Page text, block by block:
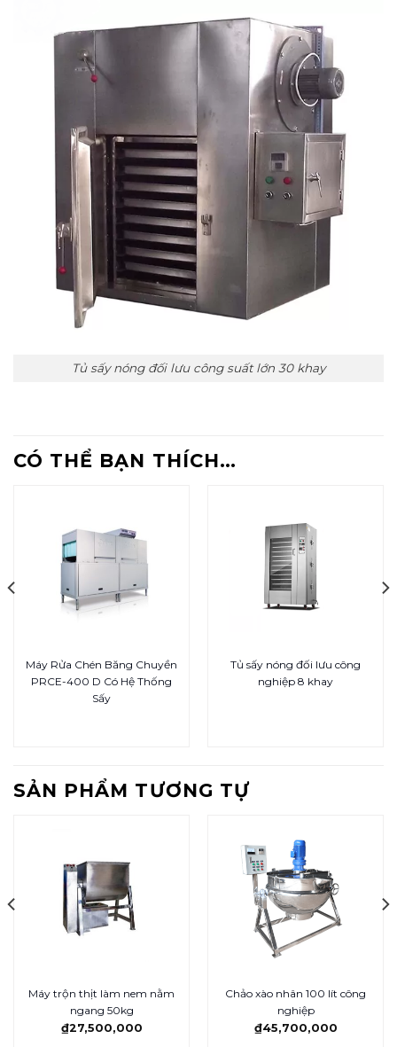
Tủ sấy nóng đối lưu công suất lớn 30 khay
CÓ THỂ BẠN THÍCH…
Máy Rửa Chén Băng Chuyền
PRCE-400 D Có Hệ Thống
Sấy
Tủ sấy nóng đối lưu công
nghiệp 8 khay
SẢN PHẨM TƯƠNG TỰ
Máy trộn thịt làm nem nằm
ngang 50kg
₫27,500,000
Chảo xào nhân 100 lít công
nghiệp
₫45,700,000